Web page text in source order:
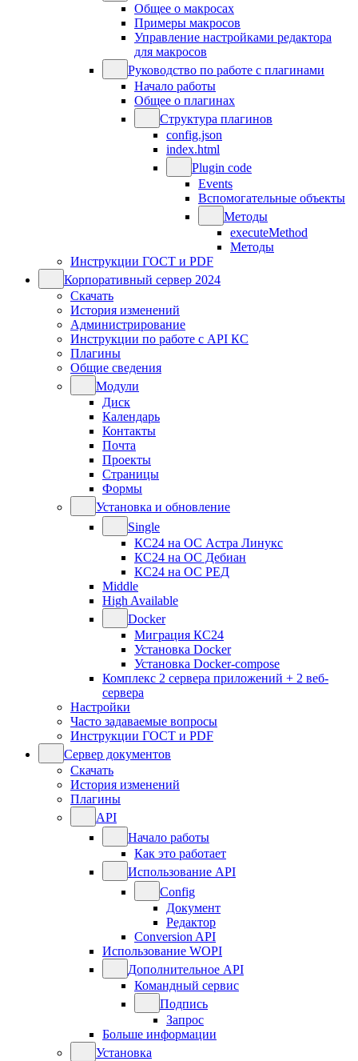
Общее о макросах
Примеры макросов
Управление настройками редактора
для макросов
Руководство по работе с плагинами
Начало работы
Общее о плагинах
Структура плагинов
config.json
index.html
Plugin code
Events
Вспомогательные объекты
Методы
executeMethod
Методы
Инструкции ГОСТ и PDF
Корпоративный сервер 2024
Скачать
История изменений
Администрирование
Инструкции по работе с API КС
Плагины
Общие сведения
Модули
Диск
Календарь
Контакты
Почта
Проекты
Страницы
Формы
Установка и обновление
Single
КС24 на ОС Астра Линукс
КС24 на ОС Дебиан
КС24 на ОС РЕД
Middle
High Available
Docker
Миграция КС24
Установка Docker
Установка Docker-compose
Комплекс 2 сервера приложений + 2 веб-
сервера
Настройки
Часто задаваемые вопросы
Инструкции ГОСТ и PDF
Сервер документов
Скачать
История изменений
Плагины
API
Начало работы
Как это работает
Использование API
Config
Документ
Редактор
Conversion API
Использование WOPI
Дополнительное API
Командный сервис
Подпись
Запрос
Больше информации
Установка